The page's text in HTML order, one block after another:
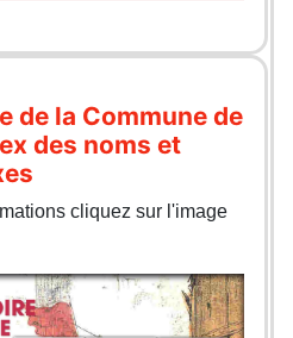
de la Commune de
des noms et
cliquez sur l'image